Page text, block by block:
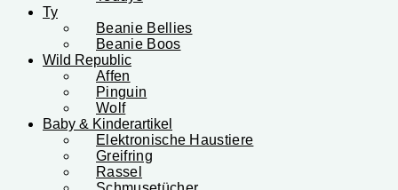
Ty
Beanie Bellies
Beanie Boos
Wild Republic
Affen
Pinguin
Wolf
Baby & Kinderartikel
Elektronische Haustiere
Greifring
Rassel